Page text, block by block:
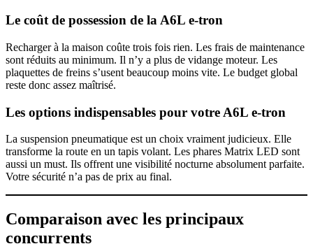
Le coût de possession de laA6L e-tron
Recharger à la maison coûte trois fois rien. Les frais de maintenance
sont réduits au minimum. Il n’y a plus de vidange moteur. Les
plaquettes de freins s’usent beaucoup moins vite. Le budget global
reste donc assez maîtrisé.
Les options indispensables pour votre A6L e-tron
La suspension pneumatique est un choix vraiment judicieux. Elle
transforme la route en un tapis volant. Les phares Matrix LED sont
aussi un must. Ils offrent une visibilité nocturne absolument parfaite.
Votre sécurité n’a pas de prix au final.
Comparaison avec les principaux
concurrents